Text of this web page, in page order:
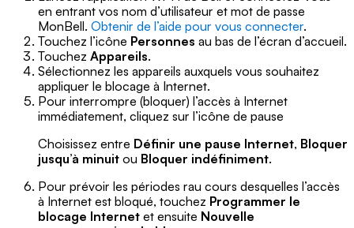
en entrant vos nom d’utilisateur et mot de passe
MonBell. Obtenir de l’aide pour vous connecter.
Touchez l’icône Personnes au bas de l’écran d’accueil.
Touchez Appareils.
Sélectionnez les appareils auxquels vous souhaitez
appliquer le blocage à Internet.
Pour interrompre (bloquer) l’accès à Internet
immédiatement, cliquez sur l’icône de pause
Choisissez entre Définir une pause Internet, Bloquer
jusqu’à minuit ou Bloquer indéfiniment.
Pour prévoir les périodes rau cours desquelles l’accès
à Internet est bloqué, touchez Programmer le
blocage Internet et ensuite Nouvelle